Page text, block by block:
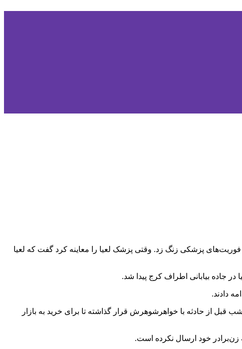
پزشکی زنگ زد. وقتی پزشک لعیا را معاینه کرد گفت که لعیا
جاده بیابانی اطراف کرج پیدا شد.
دادند.
قبل از حادثه با خواهرشوهرش قرار گذاشته تا برای خرید به بازار
زن‌برادر خود ارسال نکرده است.